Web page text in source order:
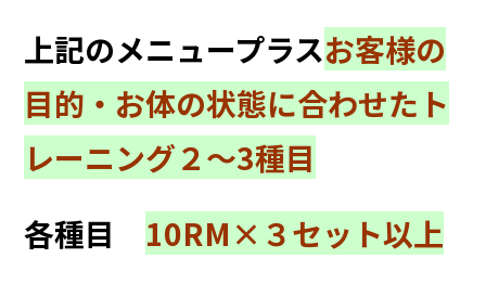
上記のメニュープラスお客様の
目的・お体の状態に合わせたト
レーニング２〜3種目
各種目 10RM×３セット以上